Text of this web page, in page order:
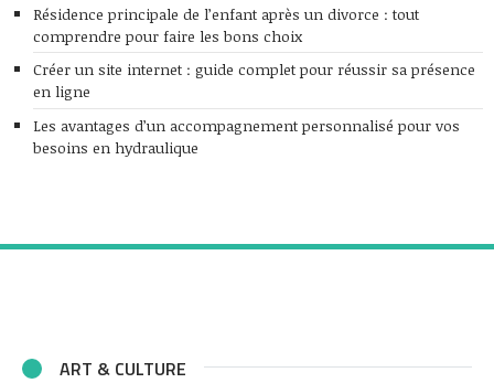
Résidence principale de l’enfant après un divorce : tout
comprendre pour faire les bons choix
Créer un site internet : guide complet pour réussir sa présence
en ligne
Les avantages d’un accompagnement personnalisé pour vos
besoins en hydraulique
ART & CULTURE